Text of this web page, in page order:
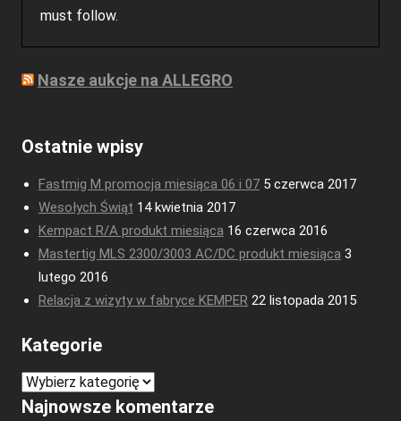
must follow.
Nasze aukcje na ALLEGRO
Ostatnie wpisy
Fastmig M promocja miesiąca 06 i 07 5 czerwca 2017
Wesołych Świąt 14 kwietnia 2017
Kempact R/A produkt miesiąca 16 czerwca 2016
Mastertig MLS 2300/3003 AC/DC produkt miesiąca 3
lutego 2016
Relacja z wizyty w fabryce KEMPER 22 listopada 2015
Kategorie
Kategorie
Najnowsze komentarze